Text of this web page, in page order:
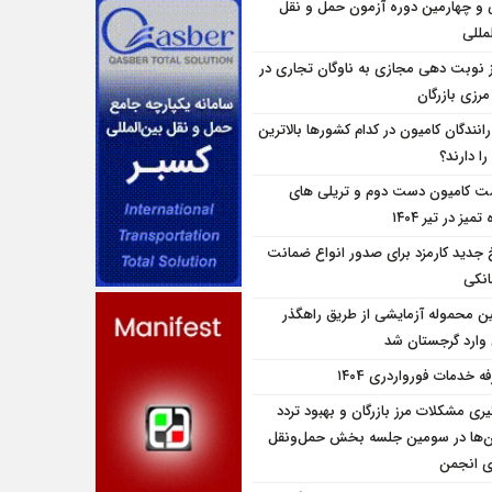
چهارمین دوره آزمون حمل و نقل
نوبت دهی مجازی به ناوگان تجاری در
مرزی بازرگان
کامیون در کدام کشورها بالاترین
دارند؟
کامیون دست دوم و تریلی‌ های
در تیر ۱۴۰۴
جدید کارمزد برای صدور انواع ضمانت
محموله آزمایشی از طریق راهگذر
وارد گرجستان شد
خدمات فورواردری ۱۴۰4
مشکلات مرز بازرگان و بهبود تردد
در سومین جلسه بخش حمل‌ونقل
انجمن